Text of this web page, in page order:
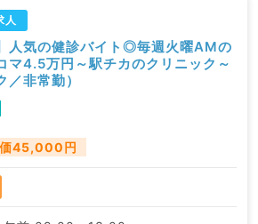
人
人気の健診バイト◎毎週火曜AMの
マ4.5万円～駅チカのクリニック～
／非常勤）
45,000円